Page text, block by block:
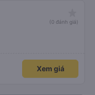
(0 đánh giá)
Xem giá